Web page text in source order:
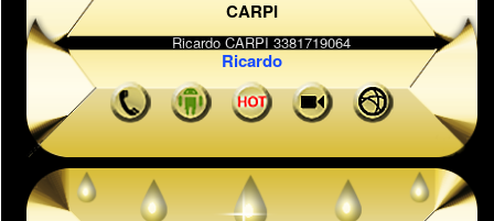
CARPI
Ricardo